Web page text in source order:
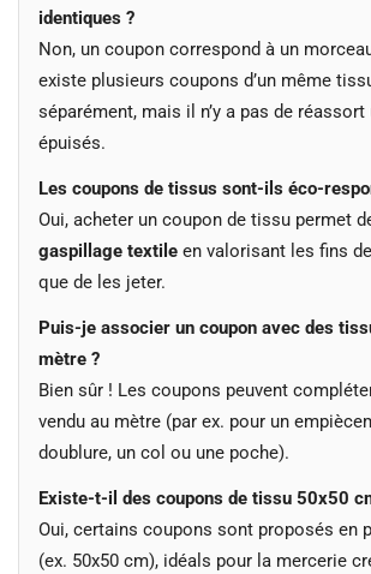
identiques ?
Non, un coupon correspond à un morceau
existe plusieurs coupons d’un même
séparément, mais il n’y a pas de
épuisés.
Les coupons de tissus sont-ils éco-
Oui, acheter un coupon de tissu permet
gaspillage textile en valorisant les fins
que de les jeter.
Puis-je associer un coupon avec des
mètre ?
Bien sûr ! Les coupons peuvent
vendu au mètre (par ex. pour un
doublure, un col ou une poche).
Existe-t-il des coupons de tissu 50x50
Oui, certains coupons sont proposés en
(ex. 50x50 cm), idéals pour la mercerie